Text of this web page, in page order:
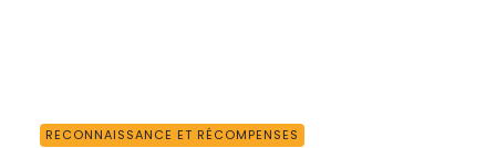
RECONNAISSANCE ET RÉCOMPENSES